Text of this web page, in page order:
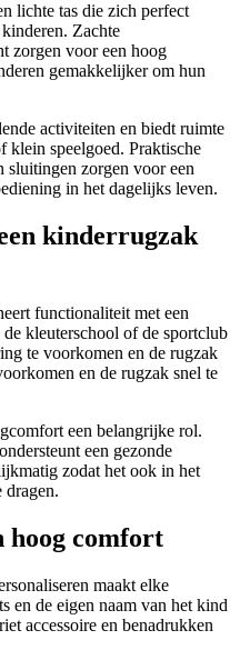
lichte tas die zich perfect
Zachte
zorgen voor een hoog
gemakkelijker om hun
activiteiten en biedt ruimte
klein speelgoed. Praktische
zorgen voor een
in het dagelijks leven.
kinderrugzak
functionaliteit met een
kleuterschool of de sportclub
te voorkomen en de rugzak
en de rugzak snel te
een belangrijke rol.
een gezonde
zodat het ook in het
dragen.
hoog comfort
maakt elke
en de eigen naam van het kind
accessoire en benadrukken